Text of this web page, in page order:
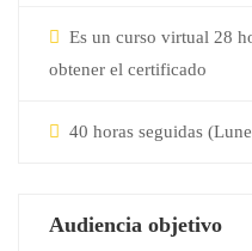
Es un curso virtual 28
obtener el certificado
40 horas seguidas
Audiencia objetivo